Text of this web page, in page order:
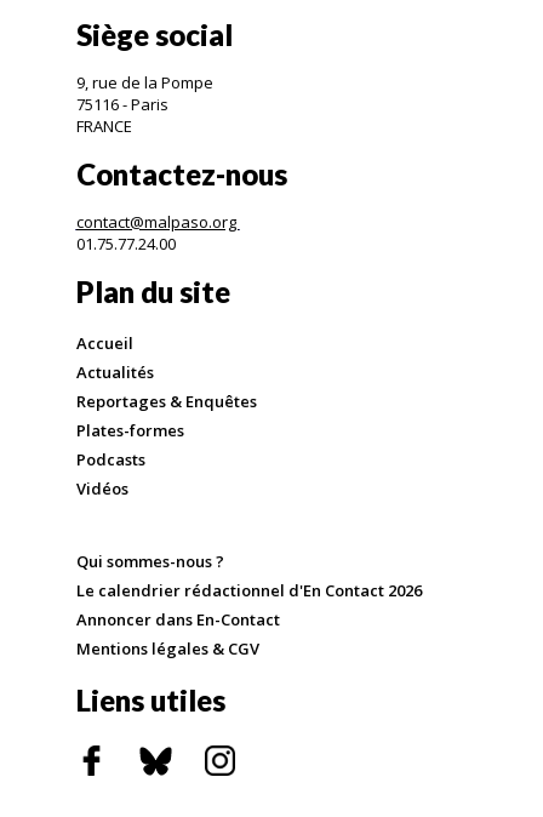
Siège social
9, rue de la Pompe
75116 - Paris
FRANCE
Contactez-nous
contact@malpaso.org
01.75.77.24.00
Plan du site
Accueil
Actualités
Reportages & Enquêtes
Plates-formes
Podcasts
Vidéos
Qui sommes-nous ?
Le calendrier rédactionnel d'En Contact 2026
Annoncer dans En-Contact
Mentions légales & CGV
Liens utiles